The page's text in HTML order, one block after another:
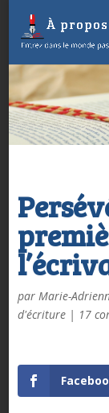
par Marie-
d'écriture| 17